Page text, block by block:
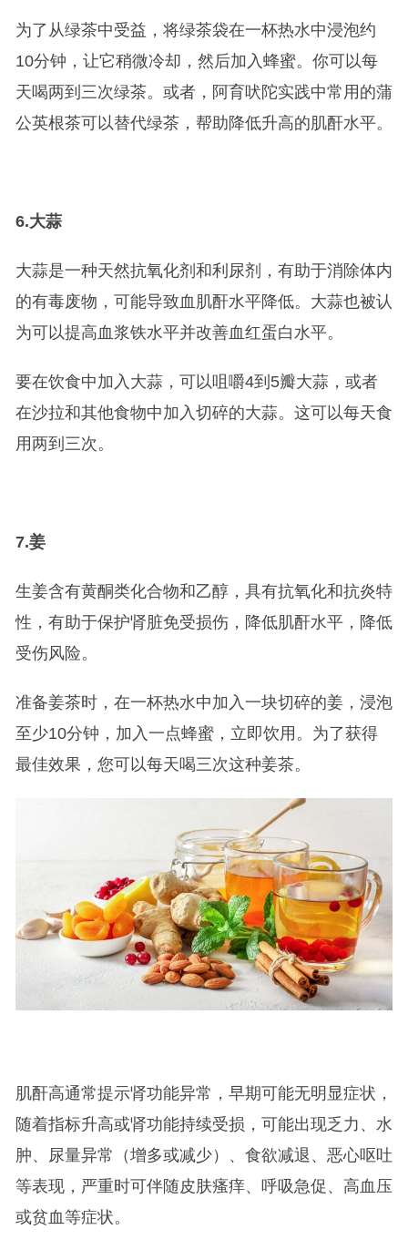
为了从绿茶中受益，将绿茶袋在一杯热水中浸泡约
10分钟，让它稍微冷却，然后加入蜂蜜。你可以每
天喝两到三次绿茶。或者，阿育吠陀实践中常用的蒲
公英根茶可以替代绿茶，帮助降低升高的肌酐水平。
6.大蒜
大蒜是一种天然抗氧化剂和利尿剂，有助于消除体内
的有毒废物，可能导致血肌酐水平降低。大蒜也被认
为可以提高血浆铁水平并改善血红蛋白水平。
要在饮食中加入大蒜，可以咀嚼4到5瓣大蒜，或者
在沙拉和其他食物中加入切碎的大蒜。这可以每天食
用两到三次。
7.姜
生姜含有黄酮类化合物和乙醇，具有抗氧化和抗炎特
性，有助于保护肾脏免受损伤，降低肌酐水平，降低
受伤风险。
准备姜茶时，在一杯热水中加入一块切碎的姜，浸泡
至少10分钟，加入一点蜂蜜，立即饮用。为了获得
最佳效果，您可以每天喝三次这种姜茶。
肌酐高通常提示肾功能异常，早期可能无明显症状，
随着指标升高或肾功能持续受损，可能出现乏力、水
肿、尿量异常（增多或减少）、食欲减退、恶心呕吐
等表现，严重时可伴随皮肤瘙痒、呼吸急促、高血压
或贫血等症状。